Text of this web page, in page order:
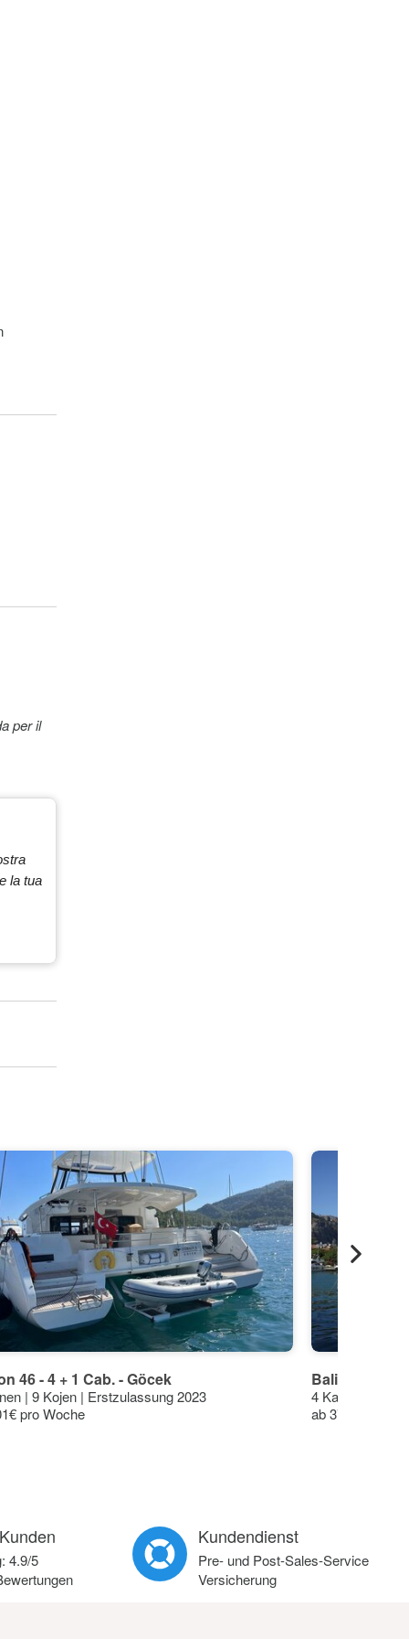
per il
la tua
46 - 4 + 1 Cab. - Göcek
| 9 Kojen | Erstzulassung 2023
pro Woche
Bali
4 Kabinen | 8
ab 3791€ pro
4.9/5
Kundendienst
Pre- und Post-Sales-Service
Versicherung